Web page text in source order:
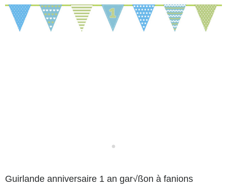
Guirlande anniversaire 1 an gar√ßon à fanions